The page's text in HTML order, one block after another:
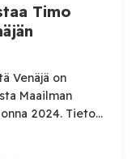
Timo
Venäjä on
Maailman
2024. Tieto
Timo Heinosen